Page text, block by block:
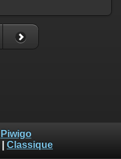
Piwigo
Classique